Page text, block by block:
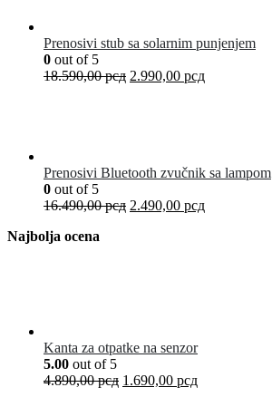
Prenosivi stub sa solarnim punjenjem
0 out of 5
18.590,00рсд 2.990,00 рсд
Prenosivi Bluetooth zvučnik sa lampom
0 out of 5
16.490,00рсд 2.490,00 рсд
Najbolja ocena
Kanta za otpatke na senzor
5.00 out of 5
4.890,00рсд 1.690,00 рсд